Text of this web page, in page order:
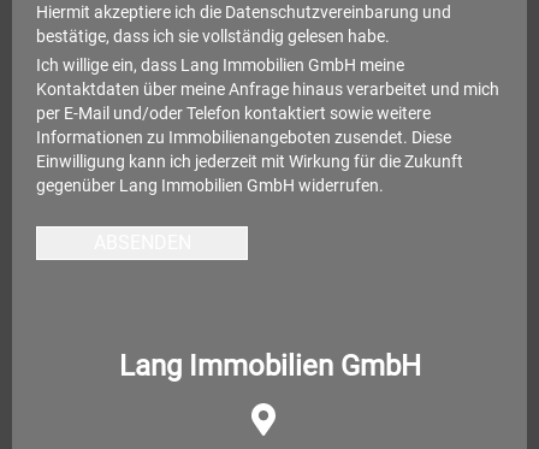
Hiermit akzeptiere ich die Datenschutzvereinbarung und
bestätige, dass ich sie vollständig gelesen habe.
Ich willige ein, dass Lang Immobilien GmbH meine
Kontaktdaten über meine Anfrage hinaus verarbeitet und mich
per E-Mail und/oder Telefon kontaktiert sowie weitere
Informationen zu Immobilienangeboten zusendet. Diese
Einwilligung kann ich jederzeit mit Wirkung für die Zukunft
gegenüber Lang Immobilien GmbH widerrufen.
Lang Immobilien GmbH